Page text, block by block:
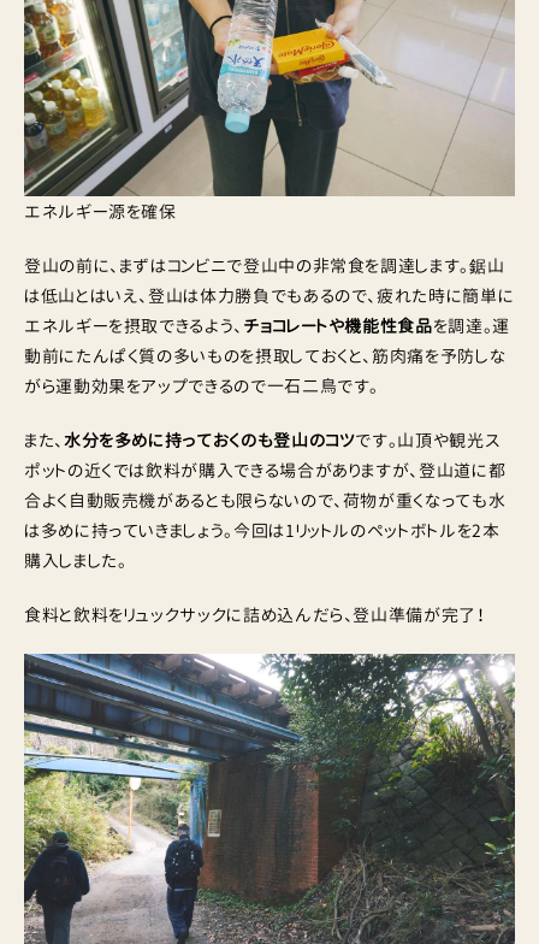
エネルギー源を確保
登山の前に、まずはコンビニで登山中の非常食を調達します。鋸山
は低山とはいえ、登山は体力勝負でもあるので、疲れた時に簡単に
エネルギーを摂取できるよう、 チョコレートや機能性食品を調達。運
動前にたんぱく質の多いものを摂取しておくと、筋肉痛を予防しな
がら運動効果をアップできるので一石二鳥です。
また、 水分を多めに持っておくのも登山のコツです。山頂や観光ス
ポットの近くでは飲料が購入できる場合がありますが、登山道に都
合よく自動販売機があるとも限らないので、荷物が重くなっても水
は多めに持っていきましょう。今回は1リットルのペットボトルを2本
購入しました。
食料と飲料をリュックサックに詰め込んだら、登山準備が完了！